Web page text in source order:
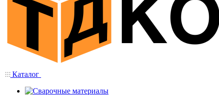
Каталог